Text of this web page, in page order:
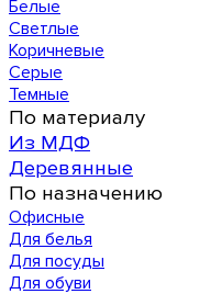
Белые
Светлые
Коричневые
Серые
Темные
По материалу
Из МДФ
Деревянные
По назначению
Офисные
Для белья
Для посуды
Для обуви